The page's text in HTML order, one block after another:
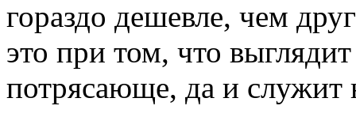
гораздо дешевле, чем
это при том, что
потрясающе, да и служит